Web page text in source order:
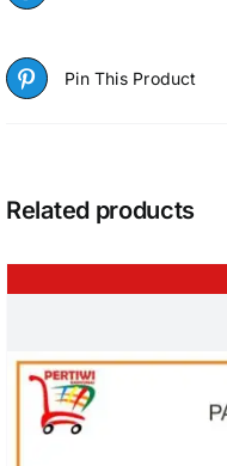
Pin This Product
Related products